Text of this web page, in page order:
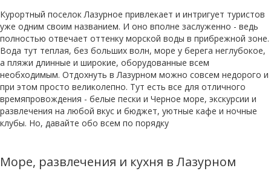
Курортный поселок Лазурное привлекает и интригует туристов
уже одним своим названием. И оно вполне заслуженно - ведь
полностью отвечает оттенку морской воды в прибрежной зоне.
Вода тут теплая, без больших волн, море у берега неглубокое,
а пляжи длинные и широкие, оборудованные всем
необходимым. Отдохнуть в Лазурном можно совсем недорого и
при этом просто великолепно. Тут есть все для отличного
времяпровождения - белые пески и Черное море, экскурсии и
развлечения на любой вкус и бюджет, уютные кафе и ночные
клубы. Но, давайте обо всем по порядку
Море, развлечения и кухня в Лазурном